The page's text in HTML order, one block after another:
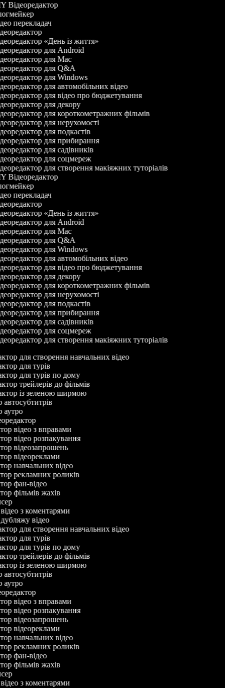
Відеоредактор
перекладач
«День із життя»
для Android
для Mac
для Q&A
для Windows
для автомобільних відео
для відео про бюджетування
для декору
для короткометражних фільмів
для нерухомості
для подкастів
для прибирання
для садівників
для соцмереж
для створення макіяжних туторіалів
Відеоредактор
перекладач
«День із життя»
для Android
для Mac
для Q&A
для Windows
для автомобільних відео
для відео про бюджетування
для декору
для короткометражних фільмів
для нерухомості
для подкастів
для прибирання
для садівників
для соцмереж
для створення макіяжних туторіалів
для створення навчальних відео
для турів
для турів по дому
трейлерів до фільмів
із зеленою ширмою
автосубтитрів
аутро
відео з вправами
відео розпакування
відеозапрошень
відеореклами
навчальних відео
рекламних роликів
фан-відео
фільмів жахів
відео з коментарями
дубляжу відео
для створення навчальних відео
для турів
для турів по дому
трейлерів до фільмів
із зеленою ширмою
автосубтитрів
аутро
відео з вправами
відео розпакування
відеозапрошень
відеореклами
навчальних відео
рекламних роликів
фан-відео
фільмів жахів
відео з коментарями